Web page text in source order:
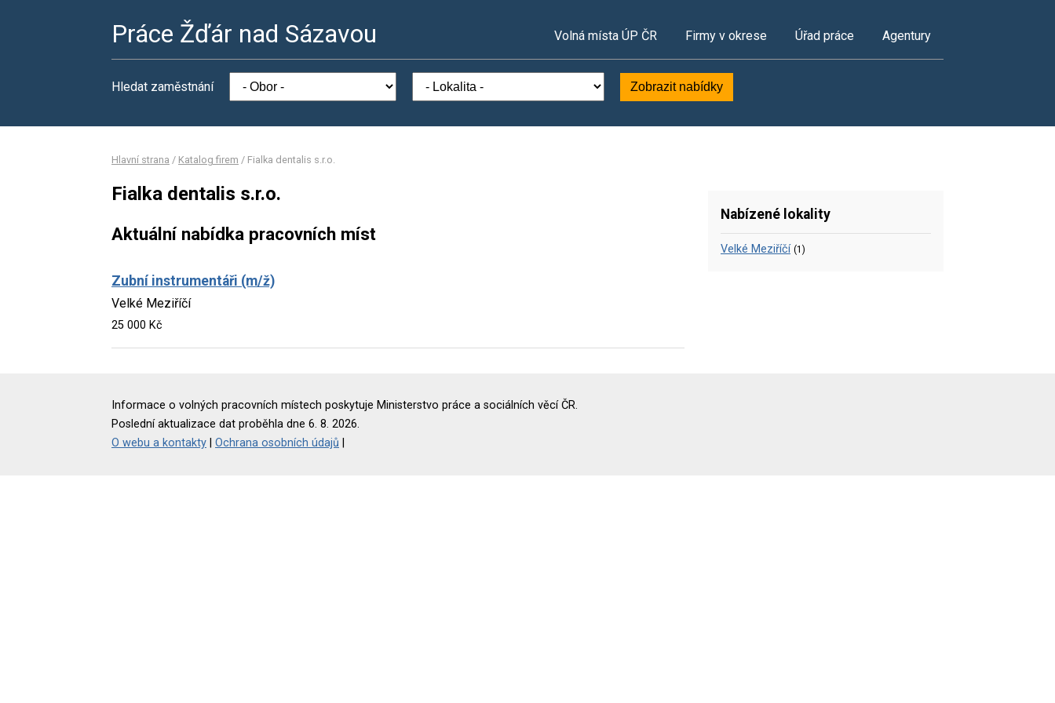
Práce Žďár nad Sázavou Volná místa ÚP ČR Firmy v okrese Úřad práce Agentury
Hledat zaměstnání Zobrazit nabídky
Hlavní strana / Katalog firem / Fialka dentalis s.r.o.
Fialka dentalis s.r.o.
Aktuální nabídka pracovních míst
Zubní instrumentáři (m/ž)
Velké Meziříčí
25 000 Kč
Nabízené lokality
Velké Meziříčí (1)
Informace o volných pracovních místech poskytuje Ministerstvo práce a sociálních věcí ČR.
Poslední aktualizace dat proběhla dne 6. 8. 2026.
O webu a kontakty
Ochrana osobních údajů